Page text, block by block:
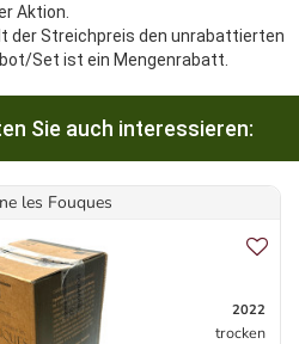
Aktion.
der Streichpreis den unrabattierten
Set ist ein Mengenrabatt.
Sie auch interessieren:
les Fouques
2022
trocken